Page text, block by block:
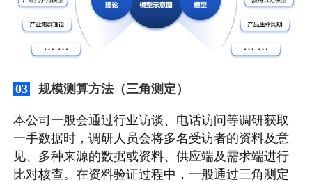
03 规模测算方法（三角测定）
本公司一般会通过行业访谈、电话访问等调研获取
一手数据时，调研人员会将多名受访者的资料及意
见、多种来源的数据或资料、供应端及需求端进行
比对核查。在资料验证过程中，一般通过三角测定